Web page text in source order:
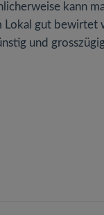
kann
Lokal gut bewirtet
und